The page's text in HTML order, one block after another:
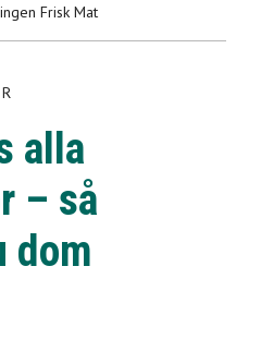
alla
– så
du dom
06-08
Frisk Mat
alla
– så
dom